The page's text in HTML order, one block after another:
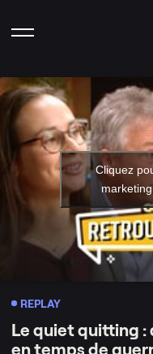
Cliquez
REPLAY
Le quiet quitting :
en temps de